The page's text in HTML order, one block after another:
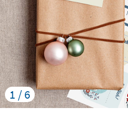
1 / 6